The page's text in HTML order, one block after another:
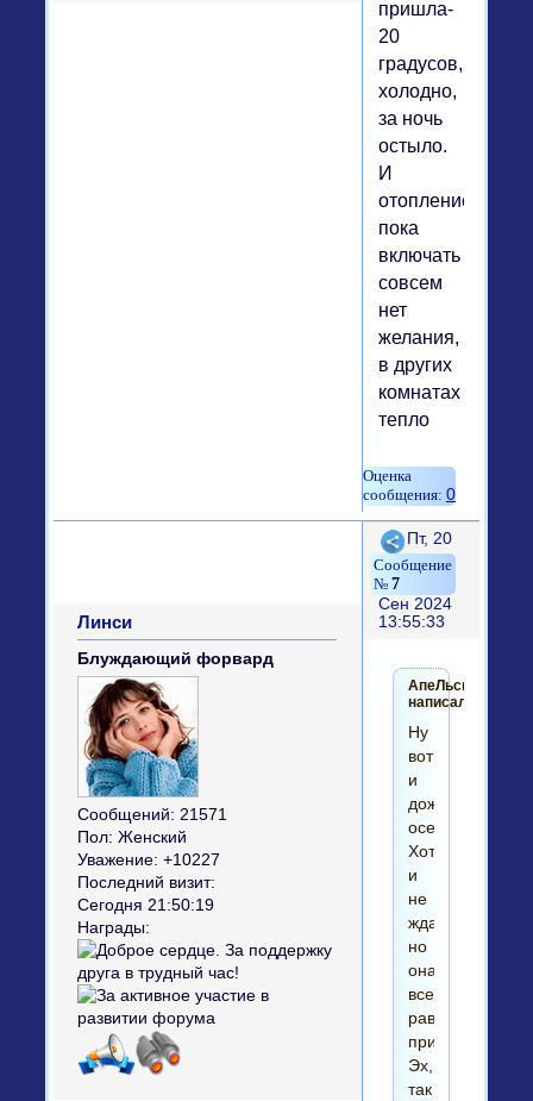
пришла-
20
градусов,
холодно,
за ночь
остыло.
И
отопление
пока
включать
совсем
нет
желания,
в других
комнатах
тепло
0
Поделиться
7
Пт, 20
Сен 2024
13:55:33
Линси
Блуждающий форвард
Сообщений: 21571
Пол: Женский
Уважение: +10227
Последний визит:
Сегодня 21:50:19
Награды:
АпеЛьсинка
написал(а):
Ну
вот
и
дождались
осени..
Хотя
и
не
ждали)
но
она
все
равно
приперлась.
Эх,
так